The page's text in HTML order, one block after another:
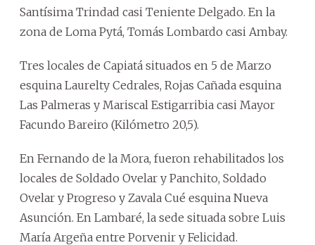
Santísima Trindad casi Teniente Delgado. En la
zona de Loma Pytá, Tomás Lombardo casi Ambay.
Tres locales de Capiatá situados en 5 de Marzo
esquina Laurelty Cedrales, Rojas Cañada esquina
Las Palmeras y Mariscal Estigarribia casi Mayor
Facundo Bareiro (Kilómetro 20,5).
En Fernando de la Mora, fueron rehabilitados los
locales de Soldado Ovelar y Panchito, Soldado
Ovelar y Progreso y Zavala Cué esquina Nueva
Asunción. En Lambaré, la sede situada sobre Luis
María Argeña entre Porvenir y Felicidad.